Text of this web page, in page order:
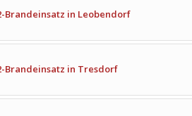
Brandeinsatz in Leobendorf
Brandeinsatz in Tresdorf